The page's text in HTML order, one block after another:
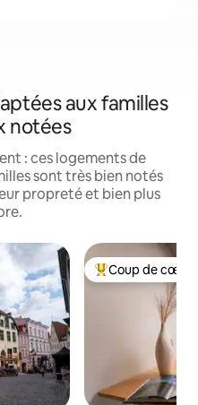
aux familles
notées
: ces logements de
sont très bien notés
propreté et bien plus
Coups de cœur
Coup de cœur